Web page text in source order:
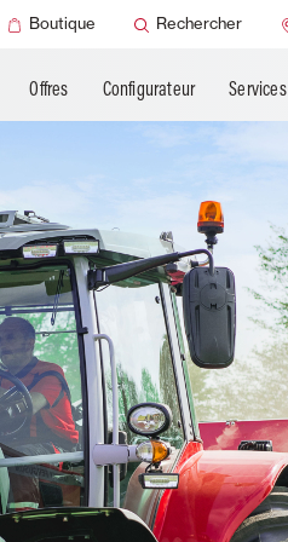
Boutique Rechercher
Offres Configurateur Services
technique